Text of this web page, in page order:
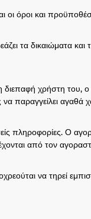
όροι και
τα δικαιώματα
χρήστη του, ο
παραγγείλει αγαθά
πληροφορίες. Ο
από τον
να τηρεί